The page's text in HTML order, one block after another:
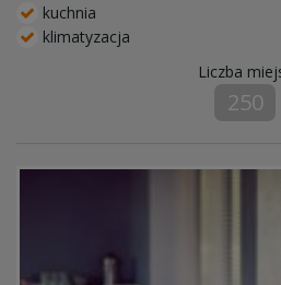
kuchnia
klimatyzacja
Liczba
250